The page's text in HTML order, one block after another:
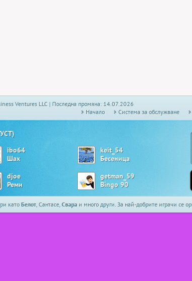
Ventures LLC | Последна промяна: 14.07.2026
Начало
Системa за обслужване
ibo64
Шах
keit_54
Бесеница
djoe
Реми
getman_59
Bingo 90
като Белот, Сантасе, Свара и много други. За най-добрите играчи се